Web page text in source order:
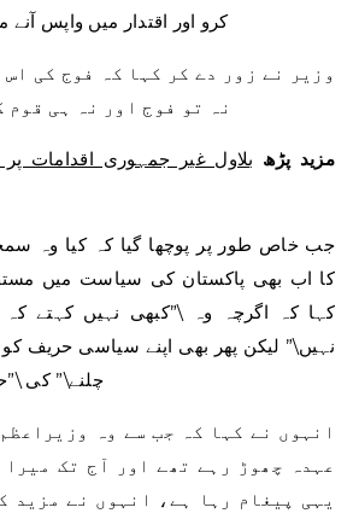
کرو اور اقتدار میں واپس
وزیر نے زور دے کر کہا کہ فوج کی
نہ تو فوج اور نہ ہی قوم
مزید پڑھ بلاول غیر جمہوری اقدامات
جب خاص طور پر پوچھا گیا کہ کیا وہ
کا اب بھی پاکستان کی سیاست میں
کہا کہ اگرچہ وہ \”کبھی نہیں کہتے
نہیں\” لیکن پھر بھی اپنے سیاسی حریف
چلنے\” کی
انہوں نے کہا کہ جب سے وہ
عہدہ چھوڑ رہے تھے اور آج تک
یہی پیغام رہا ہے، انہوں نے مزید